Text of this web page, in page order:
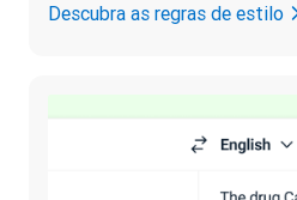
Descubra as regras de estilo